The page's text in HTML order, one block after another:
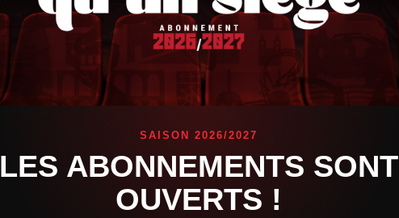
SAISON 2026/2027
LES ABONNEMENTS SONT
OUVERTS !